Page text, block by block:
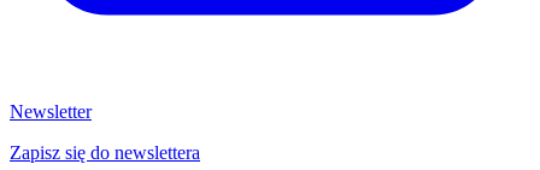
Newsletter
Zapisz się do newslettera